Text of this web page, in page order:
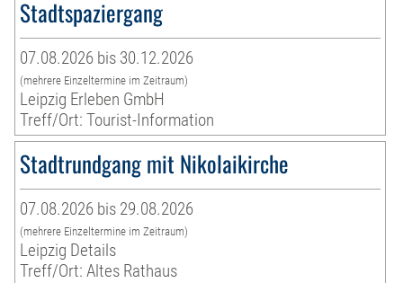
Stadtspaziergang
07.08.2026 bis 30.12.2026
(mehrere Einzeltermine im Zeitraum)
Leipzig Erleben GmbH
Treff/Ort: Tourist-Information
Stadtrundgang mit Nikolaikirche
07.08.2026 bis 29.08.2026
(mehrere Einzeltermine im Zeitraum)
Leipzig Details
Treff/Ort: Altes Rathaus